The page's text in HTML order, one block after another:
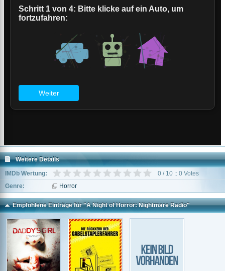
Weitere Details
IMDb Wertung:
0 / 10 :: 0 Votes
Genre:
Horror
Empfohlene Einträge für "A Night of Horror: Nightmare Radio"